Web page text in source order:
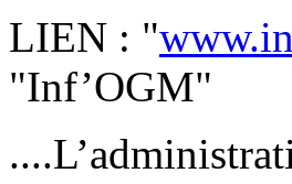
LIEN : "
"Inf’OGM"